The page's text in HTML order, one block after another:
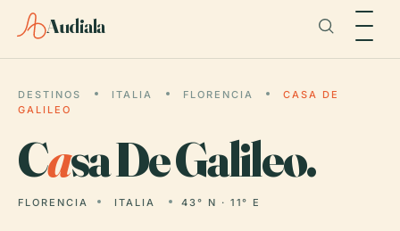
Audiala
DESTINOS ITALIA FLORENCIA
CASA DE
GALILEO
Casa De Galileo.
FLORENCIA ITALIA 43° N · 11° E